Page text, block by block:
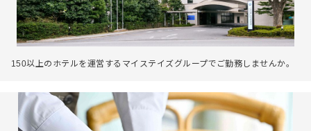
150以上のホテルを運営するマイステイズグループでご勤務しませんか。